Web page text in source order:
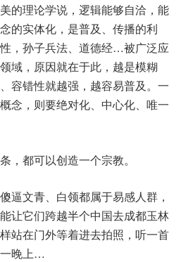
的理论学说，逻辑能够自洽，能
的实体化，是普及、传播的利
，孙子兵法、道德经…被广泛应
域，原因就在于此，越是模糊
容错性就越强，越容易普及。一
念，则要绝对化、中心化、唯一
，都可以创造一个宗教。
逼文青、白领都属于易感人群，
让它们跨越半个中国去成都玉林
站在门外等着进去拍照，听一首
一晚上…